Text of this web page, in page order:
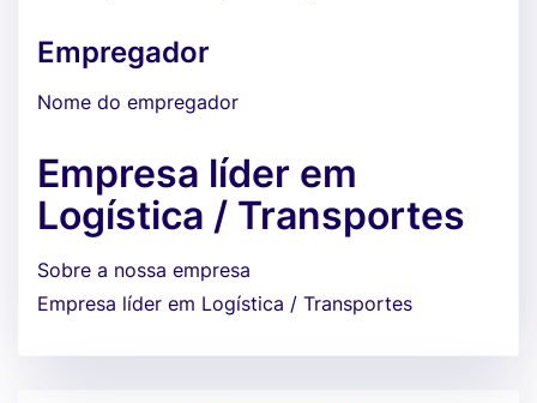
Empregador
Nome do empregador
Empresa líder em
Logística / Transportes
Sobre a nossa empresa
Empresa líder em Logística / Transportes